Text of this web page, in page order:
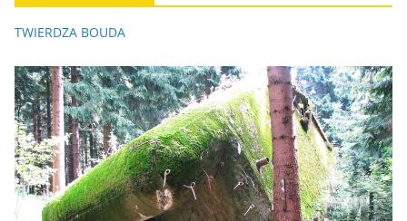
TWIERDZA BOUDA